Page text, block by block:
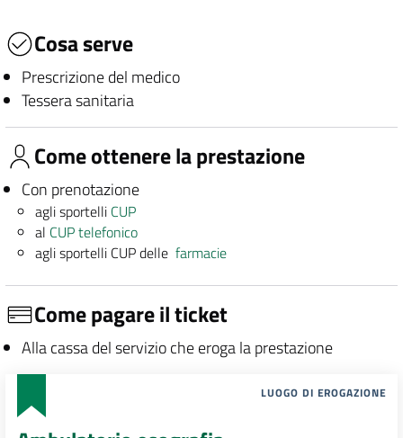
Cosa serve
Prescrizione del medico
Tessera sanitaria
Come ottenere la prestazione
Con prenotazione
agli sportelli CUP
al CUP telefonico
agli sportelli CUP dellefarmacie
Come pagare il ticket
Alla cassa del servizio che eroga la prestazione
LUOGO DI EROGAZIONE